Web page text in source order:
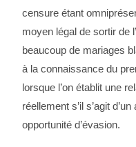
censure étant
moyen légal de sortir de
beaucoup de mariages
à la connaissance du
lorsque l’on établit une
réellement s’il s’agit
opportunité d’évasion.